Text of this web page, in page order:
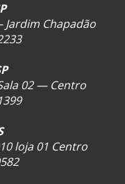
Chapadão
02 — Centro
loja 01 Centro